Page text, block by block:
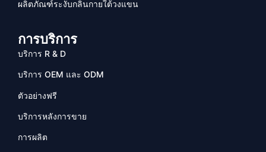
ผลิตภัณฑ์ระงับกลิ่นกายใต้วงแขน
การบริการ
บริการ R & D
บริการ OEM และ ODM
ตัวอย่างฟรี
บริการหลังการขาย
การผลิต